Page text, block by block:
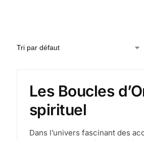
Les Boucles
spirituel
Dans l’univers fascinant des